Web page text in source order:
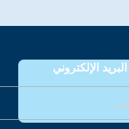
الإلكتروني